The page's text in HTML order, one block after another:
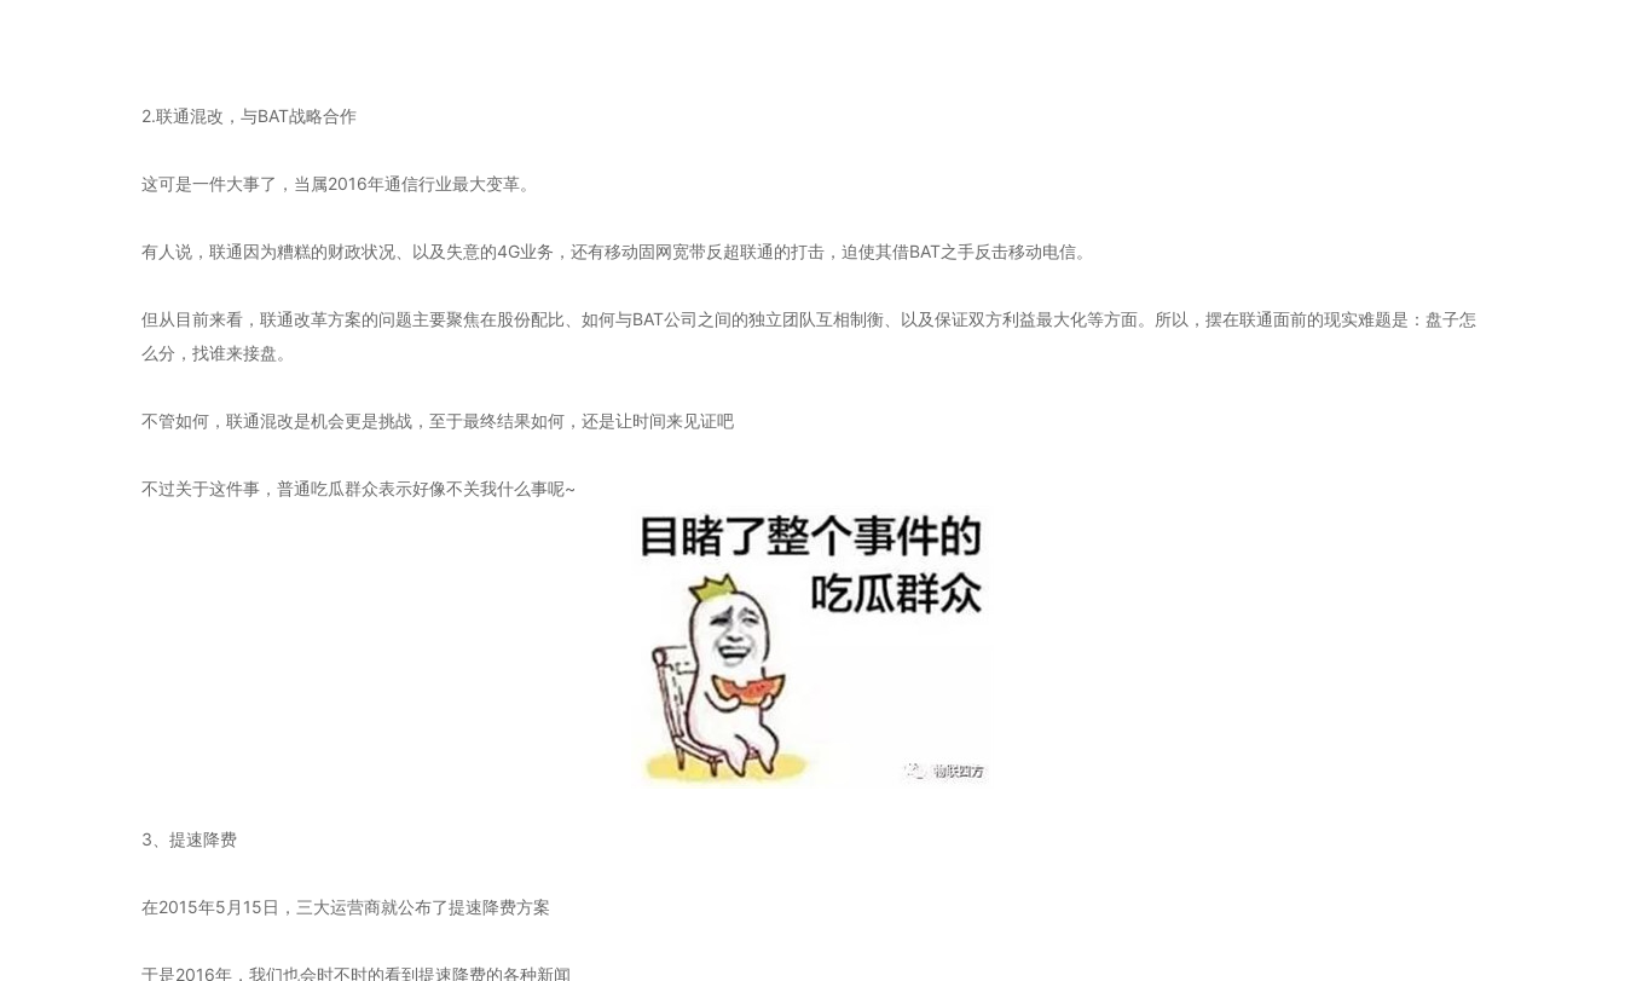
2.联通混改，与BAT战略合作
这可是一件大事了，当属2016年通信行业最大变革。
有人说，联通因为糟糕的财政状况、以及失意的4G业务，还有移动固网宽带反超联通的打击，迫使其借BAT之手反击移动电信。
但从目前来看，联通改革方案的问题主要聚焦在股份配比、如何与BAT公司之间的独立团队互相制衡、以及保证双方利益最大化等方面。所以，摆在联通面前的现实难题是：盘子怎
么分，找谁来接盘。
不管如何，联通混改是机会更是挑战，至于最终结果如何，还是让时间来见证吧
不过关于这件事，普通吃瓜群众表示好像不关我什么事呢~
3、提速降费
在2015年5月15日，三大运营商就公布了提速降费方案
于是2016年，我们也会时不时的看到提速降费的各种新闻